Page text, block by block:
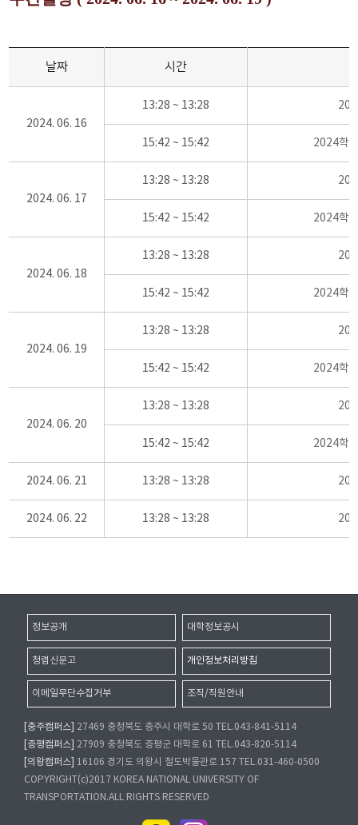
날짜 시간
2024. 06. 16
13:28 ~ 13:28
15:42 ~ 15:42 2024학
2024. 06. 17
13:28 ~ 13:28
15:42 ~ 15:42 2024학
2024. 06. 18
13:28 ~ 13:28
15:42 ~ 15:42 2024학
2024. 06. 19
13:28 ~ 13:28
15:42 ~ 15:42 2024학
2024. 06. 20
13:28 ~ 13:28
15:42 ~ 15:42 2024학
2024. 06. 21 13:28 ~ 13:28
2024. 06. 22 13:28 ~ 13:28
정보공개 대학정보공시
청렴신문고 개인정보처리방침
이메일무단수집거부 조직/직원안내
[충주캠퍼스]
27469 충청북도 충주시 대학로 50 TEL.043-841-5114
[증평캠퍼스]
27909 충청북도 증평군 대학로 61 TEL.043-820-5114
[의왕캠퍼스]
16106 경기도 의왕시 철도박물관로 157 TEL.031-460-0500
COPYRIGHT(c)2017 KOREA NATIONAL UNIVERSITY OF
TRANSPORTATION.ALL RIGHTS RESERVED